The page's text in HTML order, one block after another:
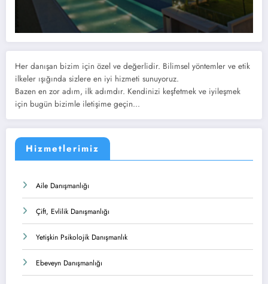
Her danışan bizim için özel ve değerlidir. Bilimsel yöntemler ve etik
ilkeler ışığında sizlere en iyi hizmeti sunuyoruz.
Bazen en zor adım, ilk adımdır. Kendinizi keşfetmek ve iyileşmek
için bugün bizimle iletişime geçin...
Hizmetlerimiz
Aile Danışmanlığı
Çift, Evlilik Danışmanlığı
Yetişkin Psikolojik Danışmanlık
Ebeveyn Danışmanlığı